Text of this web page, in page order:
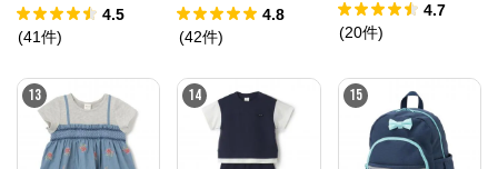
リルTシャツ
4.5
(41件)
Tシャツ
4.8
(42件)
4.7
(20件)
13 14 15